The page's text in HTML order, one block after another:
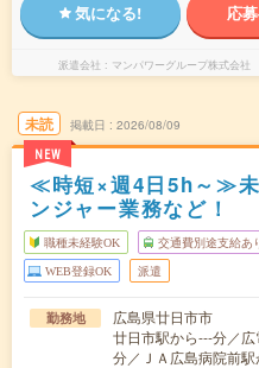
気になる! 応
派遣会社 マンパワーグループ株式会
未読
NEW
掲載日 2026/08/09
≪時短×週4日5h～≫未
ンジャー業務など！
職種未経験OK 交通費別途支給あ
WEB登録OK 派遣
勤務地
広島県廿日市市
廿日市駅から---分／
分／ＪＡ広島病院前